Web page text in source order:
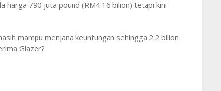
harga 790 juta pound (RM4.16 bilion) tetapi kini
mampu menjana keuntungan sehingga 2.2 bilion
Glazer?